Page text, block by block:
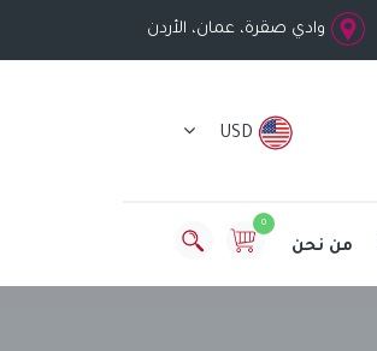
وادي صقرة، عمان، الأردن
USD
0
من نحن